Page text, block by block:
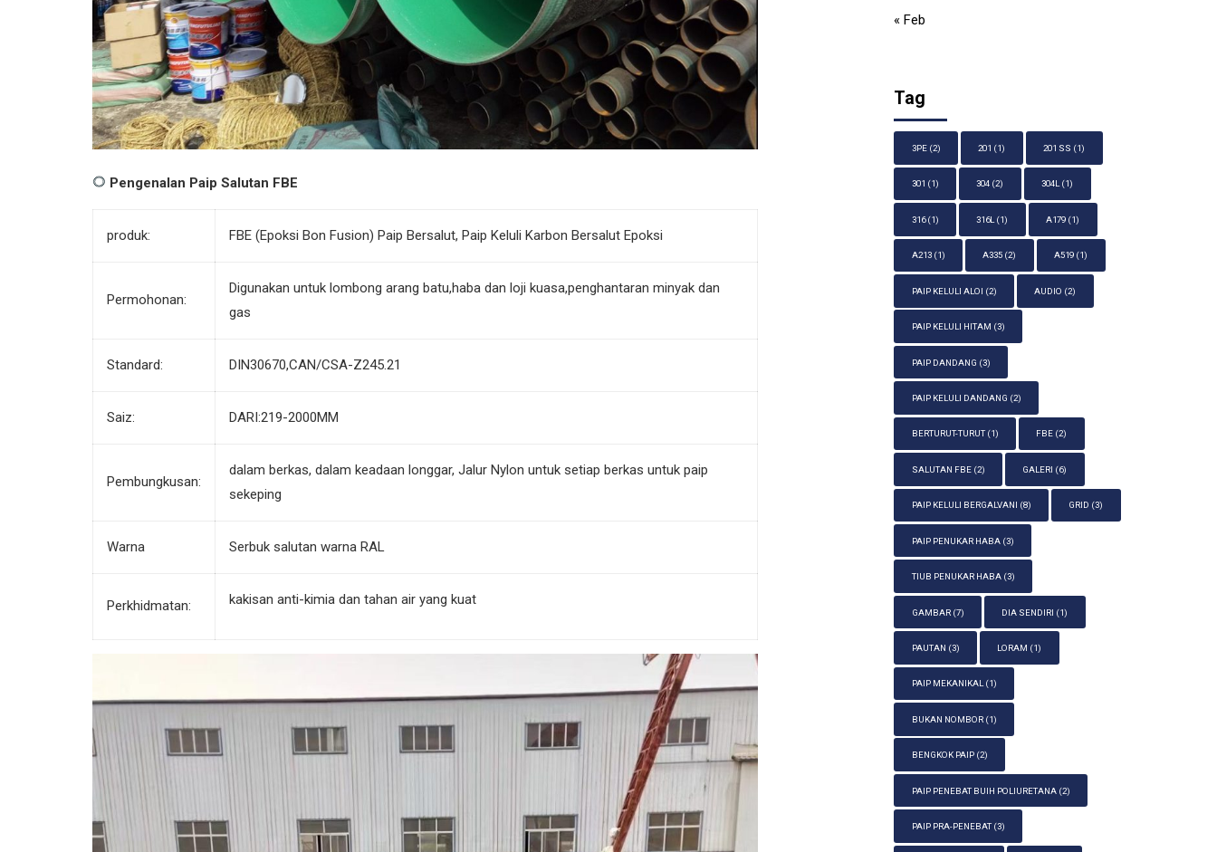
Pengenalan Paip Salutan FBE
produk: FBE (Epoksi Bon Fusion) Paip Bersalut, Paip Keluli Karbon Bersalut Epoksi
Permohonan:
Digunakan untuk lombong arang batu,haba dan loji kuasa,penghantaran minyak dan
gas
Standard: DIN30670,CAN/CSA-Z245.21
Saiz: DARI:219-2000MM
Pembungkusan:
dalam berkas, dalam keadaan longgar, Jalur Nylon untuk setiap berkas untuk paip
sekeping
Warna Serbuk salutan warna RAL
Perkhidmatan: kakisan anti-kimia dan tahan air yang kuat
« Feb
Tag
3PE(2) 201 (1) 201 SS (1)
301 (1) 304 (2) 304L(1)
316(1) 316L (1) A179 (1)
A213(1) A335 (2) A519 (1)
PAIP KELULI ALOI (2) AUDIO (2)
PAIP KELULI HITAM (3)
PAIP DANDANG (3)
PAIP KELULI DANDANG (2)
BERTURUT-TURUT(1) FBE (2)
SALUTAN FBE(2) GALERI (6)
PAIP KELULI BERGALVANI (8) GRID (3)
PAIP PENUKAR HABA(3)
TIUB PENUKAR HABA(3)
GAMBAR(7) DIA SENDIRI (1)
PAUTAN (3) LORAM (1)
PAIP MEKANIKAL(1)
BUKAN NOMBOR(1)
BENGKOK PAIP(2)
PAIP PENEBAT BUIH POLIURETANA(2)
PAIP PRA-PENEBAT(3)